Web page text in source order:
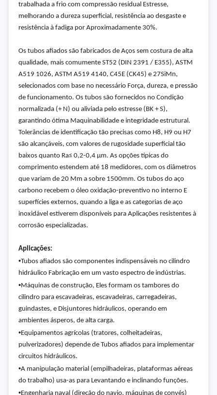
trabalhada a frio com compressão residual Estresse,
melhorando a dureza superficial, resistência ao desgaste e
resistência à fadiga por Aproximadamente 30%.
Os tubos afiados são fabricados de Aços sem costura de alta
qualidade, mais comumente ST52 (DIN 2391 / E355), ASTM
A519 1026, ASTM A519 4140, C45E (CK45) e 27SiMn,
selecionados com base no necessário Força, dureza, e pressão
de funcionamento. Os tubos são fornecidos no Condição
normalizada (+ N) ou aliviada pelo estresse (BK + S),
garantindo ótima Maquinabilidade e integridade estrutural.
Tolerâncias de identificação tão precisas como H8, H9 ou H7
são alcançáveis, com valores de rugosidade superficial tão
baixos quanto Ra≤ 0,2-0,4 µm. As opções típicas do
comprimento estendem até 18 medidores, com os diâmetros
que variam de 20 Mm a sobre 1500mm. Os tubos do aço
carbono recebem o óleo oxidação-preventivo no interno E
superfícies externos, quando a liga e as categorias de aço
inoxidável estiverem disponíveis para Aplicações resistentes à
corrosão especializadas.
Aplicações:
•Tubos afiados são componentes indispensáveis no cilindro
hidráulico Fabricação em um vasto espectro de indústrias.
•Máquinas de construção, Eles formam os tambores do
cilindro para escavadeiras, escavadeiras, carregadeiras,
guindastes, e Disjuntores hidráulicos, operando em
ambientes ásperos, de alta carga.
•Equipamentos agrícolas (tratores, colheitadeiras,
pulverizadores) depende de Tubos afiados para implementar
circuitos hidráulicos.
•A manipulação material (empilhadeiras, plataformas aéreas
do trabalho) usa-as para Levantando e inclinando funções.
•Engenharia naval (direção do navio, máquinas de convés)